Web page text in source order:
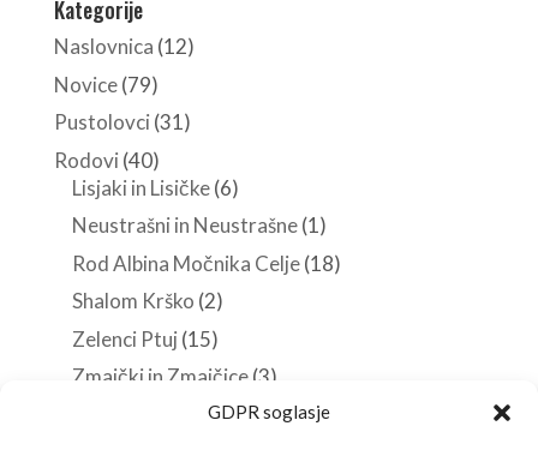
GDPR soglasje
Kategorije
Naslovnica (12)
Novice(79)
Pustolovci (31)
Rodovi (40)
Lisjaki in Lisičke(6)
Neustrašni in Neustrašne(1)
Rod Albina Močnika Celje(18)
Shalom Krško (2)
Zelenci Ptuj (15)
Zmajčki in Zmajčice(3)